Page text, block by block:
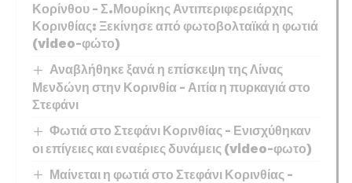
Κορίνθου – Σ.Μουρίκης Αντιπεριφερειάρχης
Κορινθίας: Ξεκίνησε από φωτοβολταϊκά η φωτιά
(video-φώτο)
Αναβλήθηκε ξανά η επίσκεψη της Λίνας
Μενδώνη στην Κορινθία – Αιτία η πυρκαγιά στο
Στεφάνι
Φωτιά στο Στεφάνι Κορινθίας – Ενισχύθηκαν
οι επίγειες και εναέριες δυνάμεις (video-φωτο)
Μαίνεται η φωτιά στο Στεφάνι Κορινθίας –